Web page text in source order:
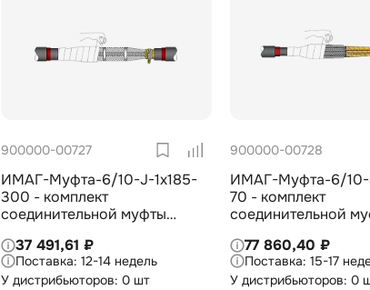
900000-00727
ИМАГ-Муфта-6/10-J-1х185-
300 - комплект
соединительной муфты
кабеля с изоляцией из СПЭ
на 6/10 кВ, 1х185-300 мм2
37 491,61 ₽
12-14 недель
У дистрибьюторов: 0 шт
900000-00728
ИМАГ-Муфта-6/
70 - комплект
соединительной
кабеля с
на 6/10 кВ, 3х50-70
77 860,40 ₽
15-17
У дистрибьюторов: 0